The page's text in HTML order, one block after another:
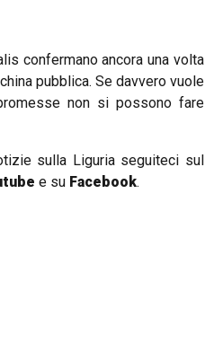
confermano ancora una volta
pubblica. Se davvero vuole
non si possono fare
sulla Liguria seguiteci sul
e su Facebook.